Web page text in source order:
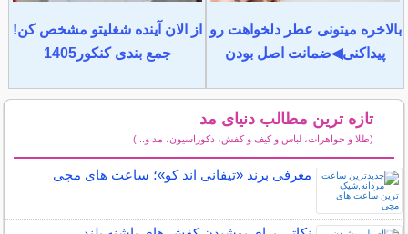
بالاخره میتونی عطر دلخواهت رو
پیداکنی◀ضمانت اصل بودن
از الان آینده شغلیتو مشخص کن!
جمع بندی کنکور1405
تازه ترین مطالب دنیای مد
(طلا و جواهرات، لباس و کیف و کفش، دکوراسیون، مد و...)
معرفی برند «تیفانی اند کو»؛ ساعت های مچی